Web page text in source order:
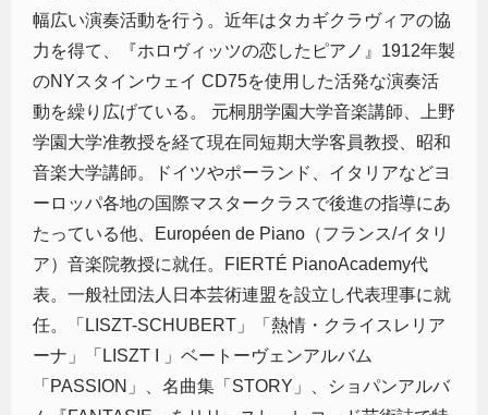
幅広い演奏活動を行う。近年はタカギクラヴィアの協
力を得て、『ホロヴィッツの恋したピアノ』1912年製
のNYスタインウェイ CD75を使用した活発な演奏活
動を繰り広げている。 元桐朋学園大学音楽講師、上野
学園大学准教授を経て現在同短期大学客員教授、昭和
音楽大学講師。ドイツやポーランド、イタリアなどヨ
ーロッパ各地の国際マスタークラスで後進の指導にあ
たっている他、Européen de Piano（フランス/イタリ
ア）音楽院教授に就任。FIERTÉ PianoAcademy代
表。一般社団法人日本芸術連盟を設立し代表理事に就
任。「LISZT-SCHUBERT」「熱情・クライスレリア
ーナ」「LISZT I 」ベートーヴェンアルバム
「PASSION」、名曲集「STORY」、ショパンアルバ